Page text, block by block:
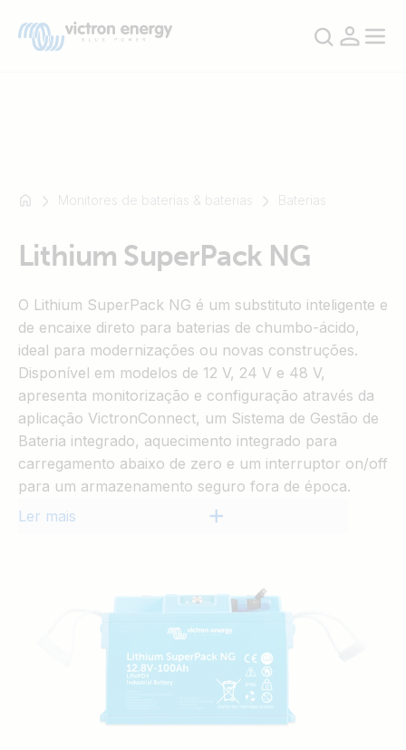
exemplo
Multiplus-
Orion
XS
SmartShunt
exemplo
Multiplus-
Orion
XS
SmartShunt
Monitores de baterias & baterias Baterias
Lithium SuperPack NG
O Lithium SuperPack NG é um substituto inteligente e
de encaixe direto para baterias de chumbo-ácido,
ideal para modernizações ou novas construções.
Disponível em modelos de 12 V, 24 V e 48 V,
apresenta monitorização e configuração através da
aplicação VictronConnect, um Sistema de Gestão de
Bateria integrado, aquecimento integrado para
carregamento abaixo de zero e um interruptor on/off
para um armazenamento seguro fora de época.
Ler mais